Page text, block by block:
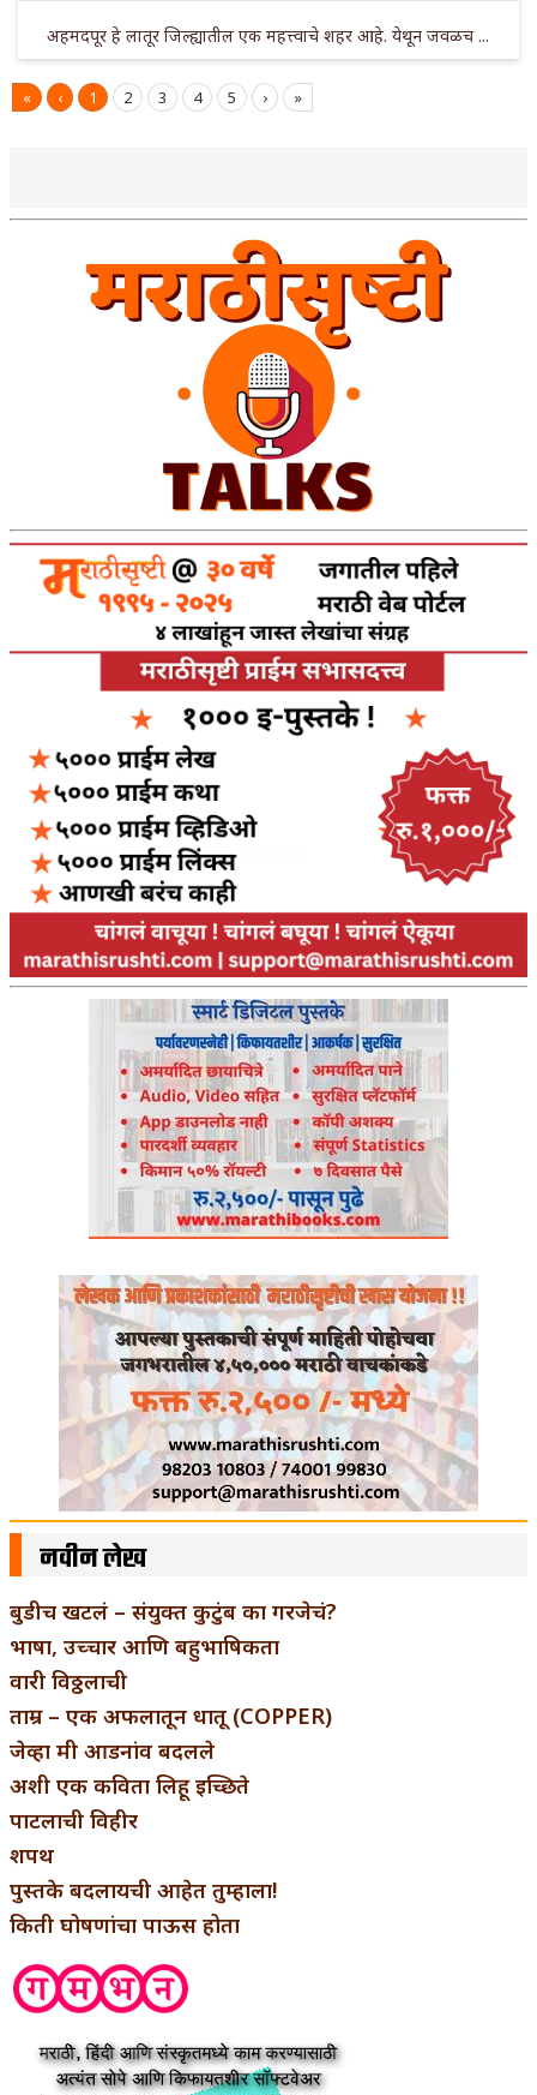
अहमदपूर हे लातूर जिल्ह्यातील एक महत्त्वाचे शहर आहे. येथून जवळच ...
« ‹ 1 2 3 4 5 › »
नवीन लेख
बुडीच खटलं – संयुक्त कुटुंब का गरजेचं?
भाषा, उच्चार आणि बहुभाषिकता
वारी विठ्ठलाची
ताम्र – एक अफलातून धातू (COPPER)
जेव्हा मी आडनांव बदलले
अशी एक कविता लिहू इच्छिते
पाटलाची विहीर
शपथ
पुस्तके बदलायची आहेत तुम्हाला!
किती घोषणांचा पाऊस होता